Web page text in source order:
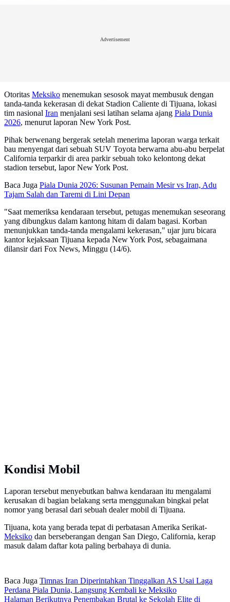
Advertisement
Otoritas Meksiko menemukan sesosok mayat membusuk dengan
tanda-tanda kekerasan di dekat Stadion Caliente di Tijuana, lokasi
tim nasional Iran menjalani sesi latihan selama ajang Piala Dunia
2026, menurut laporan New York Post.
Pihak berwenang bergerak setelah menerima laporan warga terkait
bau menyengat dari sebuah SUV Toyota berwarna abu-abu berpelat
California terparkir di area parkir sebuah toko kelontong dekat
stadion tersebut, lapor New York Post.
Baca Juga Piala Dunia 2026: Susunan Pemain Mesir vs Iran, Adu
Tajam Salah dan Taremi di Lini Depan
"Saat memeriksa kendaraan tersebut, petugas menemukan seseorang
yang dibungkus dalam kantong hitam di dalam bagasi. Korban
menunjukkan tanda-tanda mengalami kekerasan," ujar juru bicara
kantor kejaksaan Tijuana kepada New York Post, sebagaimana
dilansir dari Fox News, Minggu (14/6).
Kondisi Mobil
Laporan tersebut menyebutkan bahwa kendaraan itu mengalami
kerusakan di bagian belakang serta menggunakan bingkai pelat
nomor yang berasal dari sebuah dealer mobil di Tijuana.
Tijuana, kota yang berada tepat di perbatasan Amerika Serikat-
Meksiko dan berseberangan dengan San Diego, California, kerap
masuk dalam daftar kota paling berbahaya di dunia.
Baca Juga Timnas Iran Diperintahkan Tinggalkan AS Usai Laga
Perdana Piala Dunia, Langsung Kembali ke Meksiko
Halaman Berikutnya Penembakan Brutal ke Sekolah Elite di